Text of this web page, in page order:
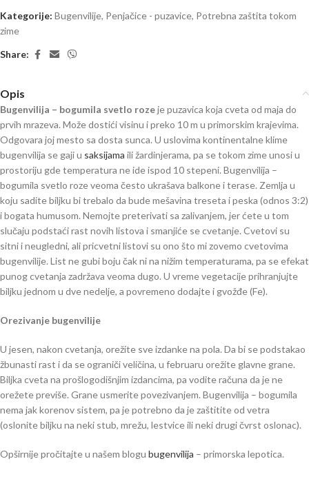
Kategorije: Bugenvilije, Penjačice - puzavice, Potrebna zaštita tokom
zime
Share:
Opis
Bugenvilija – bogumila svetlo rozeje puzavica koja cveta od maja do
prvih mrazeva. Može dostići visinu i preko 10 m u primorskim krajevima.
Odgovara joj mesto sa dosta sunca. U uslovima kontinentalne klime
bugenvilija se gaji u saksijama ili žardinjerama, pa se tokom zime unosi u
prostoriju gde temperatura ne ide ispod 10 stepeni. Bugenvilija –
bogumila svetlo roze veoma često ukrašava balkone i terase. Zemlja u
koju sadite biljku bi trebalo da bude mešavina treseta i peska (odnos 3:2)
i bogata humusom. Nemojte preterivati sa zalivanjem, jer ćete u tom
slučaju podstaći rast novih listova i smanjiće se cvetanje. Cvetovi su
sitni i neugledni, ali pricvetni listovi su ono što mi zovemo cvetovima
bugenvilije. List ne gubi boju čak ni na nižim temperaturama, pa se efekat
punog cvetanja zadržava veoma dugo. U vreme vegetacije prihranjujte
biljku jednom u dve nedelje, a povremeno dodajte i gvožđe (Fe).
Orezivanje bugenvilije
U jesen, nakon cvetanja, orežite sve izdanke na pola. Da bi se podstakao
žbunasti rast i da se ograniči veličina, u februaru orežite glavne grane.
Biljka cveta na prošlogodišnjim izdancima, pa vodite računa da je ne
orežete previše. Grane usmerite povezivanjem. Bugenvilija – bogumila
nema jak korenov sistem, pa je potrebno da je zaštitite od vetra
(oslonite biljku na neki stub, mrežu, lestvice ili neki drugi čvrst oslonac).
Opširnije pročitajte u našem blogu bugenvilija – primorska lepotica.